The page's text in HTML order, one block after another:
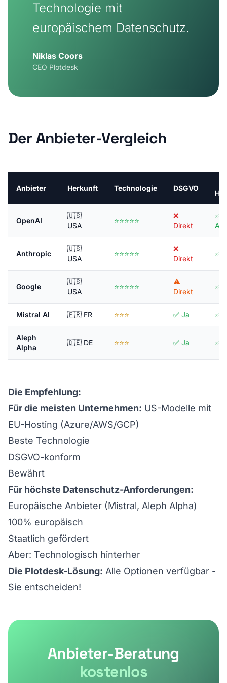
Technologie mit
europäischem Datenschutz.
Niklas Coors
CEO Plotdesk
Der Anbieter-Vergleich
Anbieter Herkunft Technologie DSGVO
OpenAI
🇺🇸
USA
⭐⭐⭐⭐⭐
❌
Direkt
✅
Anthropic
🇺🇸
USA
⭐⭐⭐⭐⭐
❌
Direkt
✅
Google
🇺🇸
USA
⭐⭐⭐⭐⭐
⚠️
Direkt
✅
Mistral AI 🇫🇷 FR ⭐⭐⭐ ✅ Ja ✅
Aleph
Alpha
🇩🇪 DE ⭐⭐⭐ ✅ Ja ✅
Die Empfehlung:
Für die meisten Unternehmen: US-Modelle mit
EU-Hosting (Azure/AWS/GCP)
Beste Technologie
DSGVO-konform
Bewährt
Für höchste Datenschutz-Anforderungen:
Europäische Anbieter (Mistral, Aleph Alpha)
100% europäisch
Staatlich gefördert
Aber: Technologisch hinterher
Die Plotdesk-Lösung: Alle Optionen verfügbar -
Sie entscheiden!
Anbieter-Beratung
kostenlos